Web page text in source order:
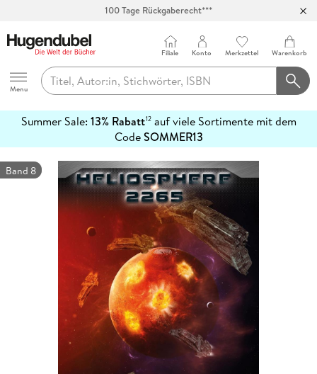
Abholung in über 100 Filialen
Hugendubel
Menu
Filiale Konto Merkzettel Warenkorb
Summer Sale: 13% Rabatt12auf viele Sortimente mit dem
CodeSOMMER13
erfahren
Band 8